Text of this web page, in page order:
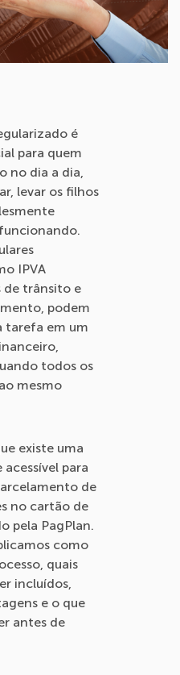
é
para quem
no dia a dia,
levar os filhos
IPVA
de trânsito e
podem
tarefa em um
todos os
mesmo
existe uma
para
de
no cartão de
pela PagPlan.
como
quais
incluídos,
e o que
antes de